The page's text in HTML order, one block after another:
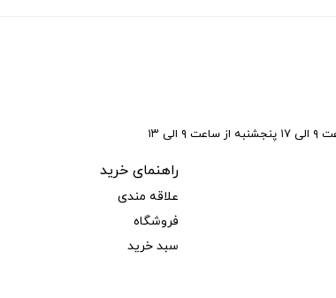
الی ۱۳
راهنمای خرید
علاقه مندی
فروشگاه
سبد خرید